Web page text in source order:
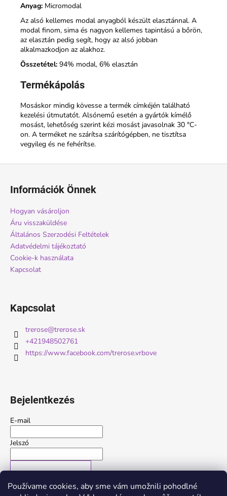
Používame cookies, aby sme vám umožnili pohodlné
Anyag: Micromodal
Az alsó kellemes modal anyagból készült elasztánnal. A
modal finom, sima és nagyon kellemes tapintású a bőrön,
az elasztán pedig segít, hogy az alsó jobban
alkalmazkodjon az alakhoz.
Összetétel: 94% modal, 6% elasztán
Termékápolás
Mosáskor mindig kövesse a termék címkéjén található
kezelési útmutatót. Alsónemű esetén a gyártók kímélő
mosást, lehetőség szerint kézi mosást javasolnak 30 °C-
on. A terméket ne szárítsa szárítógépben, ne tisztítsa
vegyileg és ne fehérítse.
Információk Önnek
Hogyan vásároljon
Áru visszaküldése
Általános Szerzodési Feltételek
Adatvédelmi tájékoztató
Cookie-k használata
Kapcsolat
Kapcsolat
trerose@trerose.sk
+421948502761
https://www.facebook.com/trerose.vrbove
Bejelentkezés
E-mail
Jelszó